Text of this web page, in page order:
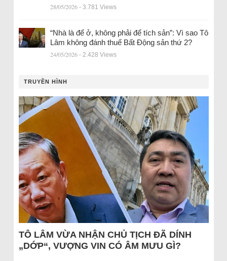
28/05/2026 - 3.781 Views
“Nhà là để ở, không phải để tích sản”: Vì sao Tô
Lâm không đánh thuế Bất Động sản thứ 2?
24/05/2026 - 2.428 Views
TRUYỀN HÌNH
TÔ LÂM VỪA NHẬN CHỦ TỊCH ĐÃ DÍNH
„DỚP“, VƯỢNG VIN CÓ ÂM MƯU GÌ?